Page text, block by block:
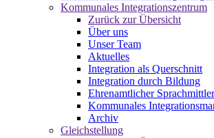
Kommunales Integrationszentrum
Zurück zur Übersicht
Über uns
Unser Team
Aktuelles
Integration als Querschnitt
Integration durch Bildung
Ehrenamtlicher
Kommunales
Archiv
Gleichstellung